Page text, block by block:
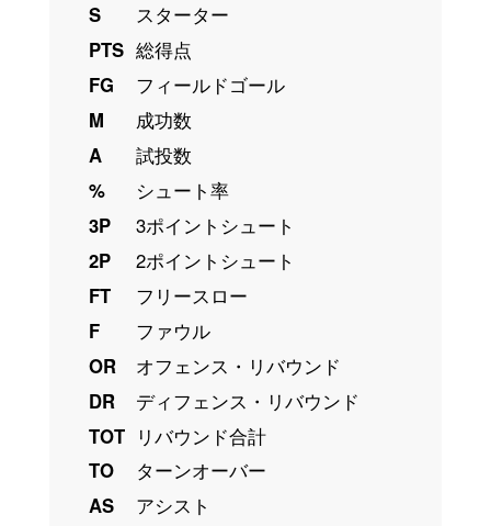
S
スターター
PTS 総得点
FG
フィールドゴール
M
成功数
A
試投数
%
シュート率
3P
3ポイントシュート
2P
2ポイントシュート
FT
フリースロー
F
ファウル
OR
オフェンス・リバウンド
DR
ディフェンス・リバウンド
TOT リバウンド合計
TO
ターンオーバー
AS
アシスト